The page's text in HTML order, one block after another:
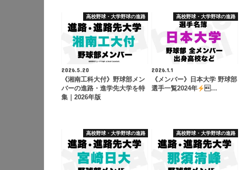
高校野球・大学野球の進路
2026.5.20
《湘南工科大付》野球部メン
バーの進路・進学先大学を特
集｜2026年版
高校野球・大学野球の進路
2026.1.1
《メンバー》日本大学 野球部
選手一覧2024年
…
高校野球・大学野球の進路 高校野球・大学野球の進路